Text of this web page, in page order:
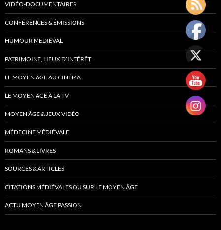
VIDÉO-DOCUMENTAIRES
CONFÉRENCES & ÉMISSIONS
HUMOUR MÉDIÉVAL
PATRIMOINE, LIEUX D’INTÉRÊT
LE MOYEN ÂGE AU CINÉMA
LE MOYEN ÂGE À LA TV
MOYEN ÂGE & JEUX VIDÉO
MÉDECINE MÉDIÉVALE
ROMANS & LIVRES
SOURCES & ARTICLES
CITATIONS MÉDIÉVALES OU SUR LE MOYEN ÂGE
ACTU MOYEN ÂGE PASSION